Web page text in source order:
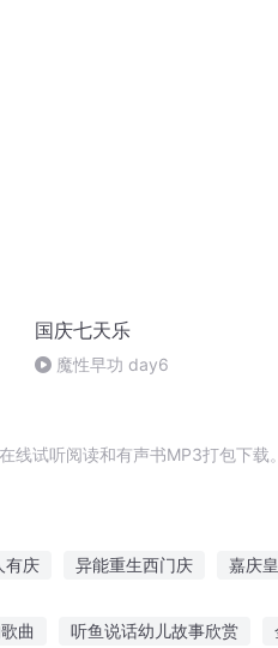
国庆七天乐
魔性早功 day6
试听阅读和有声书MP3打包下载。
有庆 异能重生西门庆 嘉庆
曲 听鱼说话幼儿故事欣赏